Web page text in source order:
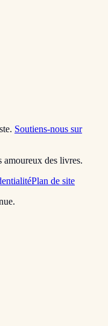
Soutiens-nous sur
des livres.
Plan de site